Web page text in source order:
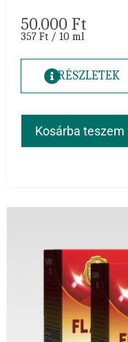
50.000 Ft
357 Ft / 10 ml
RÉSZLETEK
Kosárba teszem